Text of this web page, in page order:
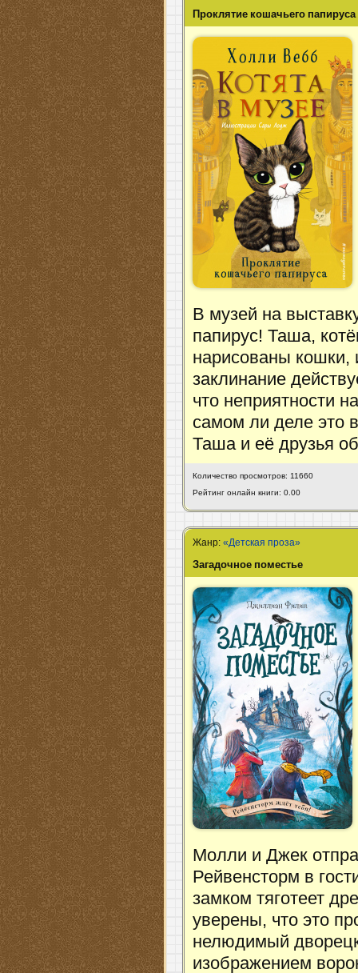
Проклятие кошачьего папируса
В музей на
папирус! Таша,
нарисованы кошки,
заклинание
что неприятности
самом ли деле это
Таша и её друзья
Количество просмотров: 11660
Рейтинг онлайн книги: 0.00
Жанр:«Детская проза»
Загадочное поместье
Молли и Джек
Рейвенсторм в
замком тяготеет
уверены, что это
нелюдимый
изображением